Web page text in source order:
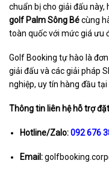
chuẩn bị cho giải đấu
golf Palm Sông Bécùng
toàn quốc với mức giá ưu
Golf Booking tự hào là
giải đấu và các giải pháp
nghiệp, uy tín hàng đầu tại
Thông tin liên hệ hỗ trợ
Hotline/Zalo:092 676
Email: